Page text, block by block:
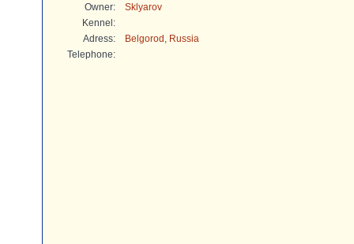
Owner:
Sklyarov
Kennel:
Adress:
Belgorod, Russia
Telephone: